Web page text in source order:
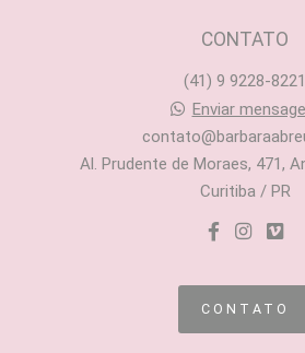
CONTATO
(41) 9 9228-8221
Enviar
Al. Prudente de Moraes, 471,
Curitiba / PR
CONTATO